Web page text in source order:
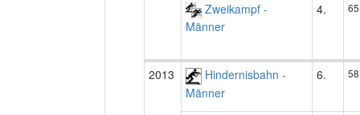
Zweikampf -
Männer
4. 65
2013
Hindernisbahn -
Männer
6. 58